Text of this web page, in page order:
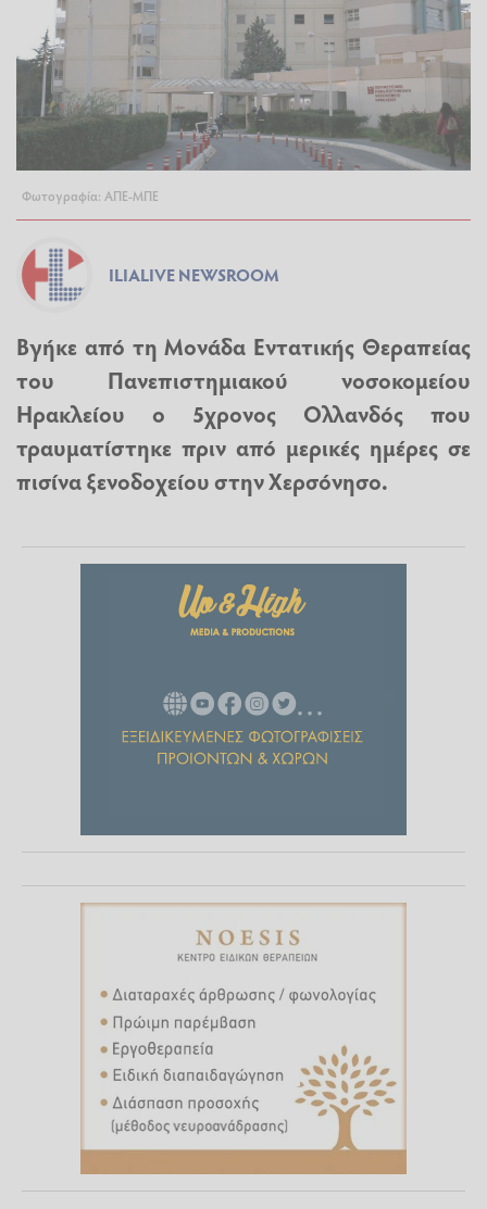
Φωτογραφία: ΑΠΕ-ΜΠΕ
ILIALIVE NEWSROOM
Βγήκε από τη Μονάδα Εντατικής Θεραπείας
του Πανεπιστημιακού νοσοκομείου
Ηρακλείου ο 5χρονος Ολλανδός που
τραυματίστηκε πριν από μερικές ημέρες σε
πισίναξενοδοχείου στην Χερσόνησο.